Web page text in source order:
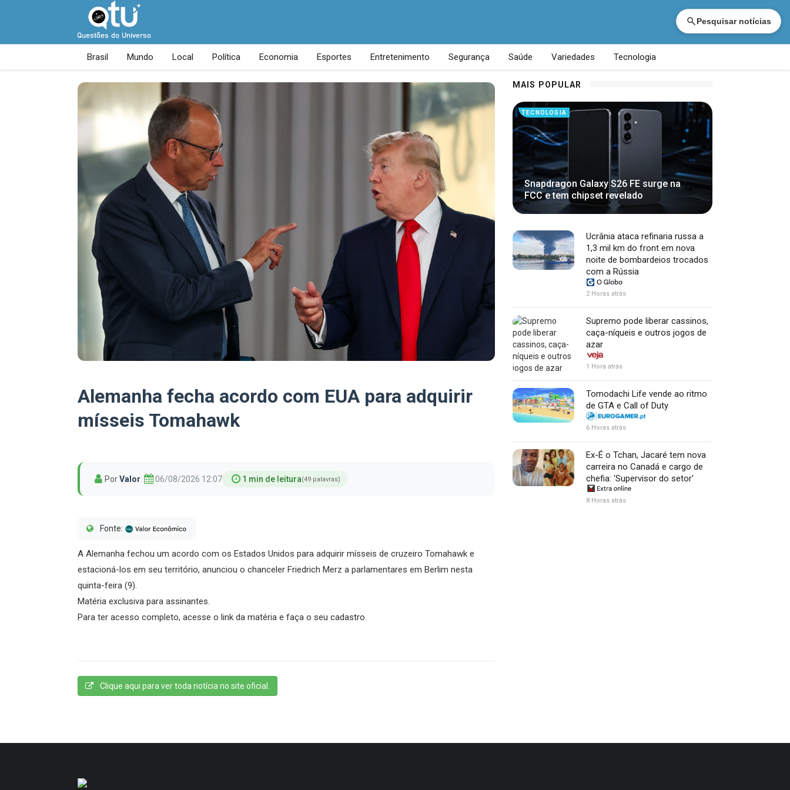
Pesquisar notícias
Brasil Mundo Local Política Economia Esportes Entretenimento Segurança Saúde Variedades Tecnologia
Alemanha fecha acordo com EUA para adquirir
mísseis Tomahawk
PorValor 06/08/2026 12:07 1 min de leitura(49 palavras)
Fonte:
A Alemanha fechou um acordo com os Estados Unidos para adquirir mísseis de cruzeiro Tomahawk e
estacioná-los em seu território, anunciou o chanceler Friedrich Merz a parlamentares em Berlim nesta
quinta-feira (9).
Matéria exclusiva para assinantes.
Para ter acesso completo, acesse o link da matéria e faça o seu cadastro.
Clique aqui para ver toda notícia no site oficial.
MAIS POPULAR
TECNOLOGIA
Snapdragon Galaxy S26 FE surge na
FCC e tem chipset revelado
Ucrânia ataca refinaria russa a
1,3 mil km do front em nova
noite de bombardeios trocados
com a Rússia
2 Horas atrás
Supremo pode liberar cassinos,
caça-níqueis e outros jogos de
azar
1 Hora atrás
Tomodachi Life vende ao ritmo
de GTA e Call of Duty
6 Horas atrás
Ex-É o Tchan, Jacaré tem nova
carreira no Canadá e cargo de
chefia: 'Supervisor do setor'
8 Horas atrás